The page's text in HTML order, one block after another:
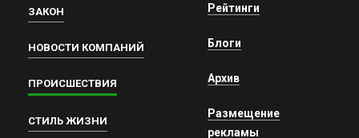
ЗАКОН
НОВОСТИ КОМПАНИЙ
ПРОИСШЕСТВИЯ
СТИЛЬ ЖИЗНИ
Рейтинги
Блоги
Архив
Размещение
рекламы